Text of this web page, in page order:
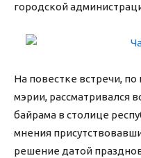
городской
На повестке встречи,
мэрии, рассматривался
байрама в столице
мнения
решение датой